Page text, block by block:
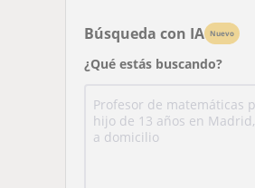
Búsqueda con IA Nuevo
¿Qué estás buscando?